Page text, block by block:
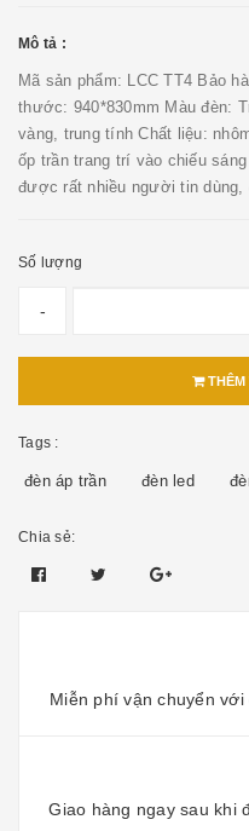
Mô tả :
Mã sản phẩm: LCC TT4 Bảo
thước: 940*830mm Màu đèn:
vàng, trung tính Chất liệu:
ốp trần trang trí vào chiếu
được rất nhiều người tin dùng,
Số lượng
-
THÊM
Tags :
đèn áp trần đèn led
Chia sẻ:
Miễn phí vận chuyển
Giao hàng ngay sau khi